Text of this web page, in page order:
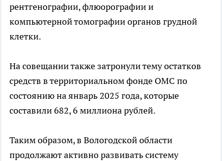
рентгенографии, флюорографии и
компьютерной томографии органов грудной
клетки.
На совещании также затронули тему остатков
средств в территориальном фонде ОМС по
состоянию на январь 2025 года, которые
составили 682, 6 миллиона рублей.
Таким образом, в Вологодской области
продолжают активно развивать систему